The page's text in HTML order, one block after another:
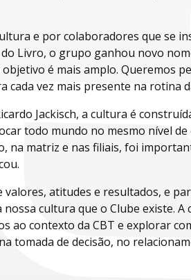
e por colaboradores que se
Livro, o grupo ganhou novo
é mais amplo. Queremos
vez mais presente na rotina
Jackisch, a cultura é
todo mundo no mesmo nível
na matriz e nas filiais, foi
atitudes e resultados, e
cultura que o Clube existe.
ao contexto da CBT e explorar
tomada de decisão, no